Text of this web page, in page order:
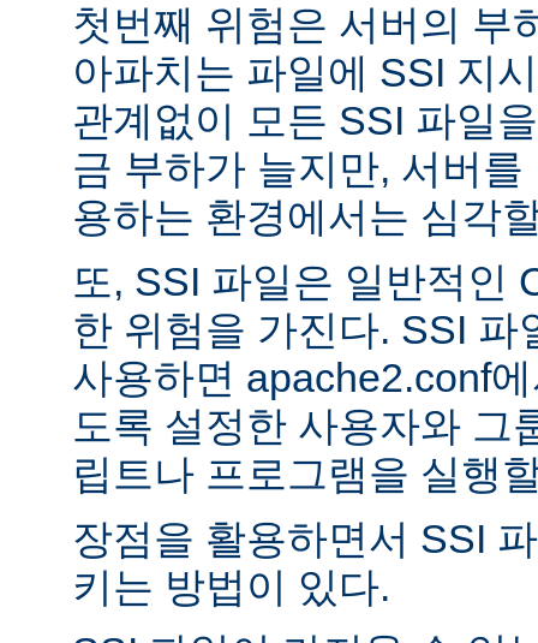
첫번째 위험은 서버의 부
아파치는 파일에 SSI 지
관계없이 모든 SSI 파일
금 부하가 늘지만, 서버
용하는 환경에서는 심각
또, SSI 파일은 일반적인
한 위험을 가진다. SSI 파
사용하면 apache2.conf
도록 설정한 사용자와 그
립트나 프로그램을 실행
장점을 활용하면서 SSI
키는 방법이 있다.